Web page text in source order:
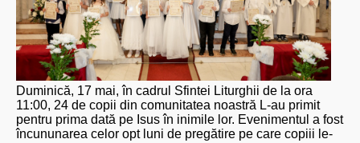
Duminică, 17 mai, în cadrul Sfintei Liturghii de la ora
11:00, 24 de copii din comunitatea noastră L-au primit
pentru prima dată pe Isus în inimile lor. Evenimentul a fost
încununarea celor opt luni de pregătire pe care copiii le-